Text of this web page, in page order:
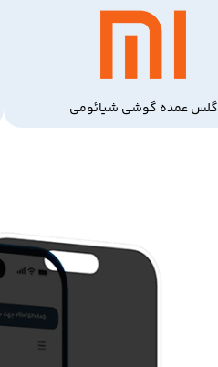
گلس عمده گوشی شیائومی